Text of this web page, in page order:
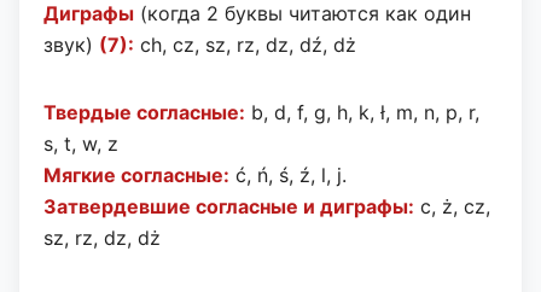
Диграфы (когда 2 буквы читаются как один
звук) (7): ch, cz, sz, rz, dz, dź, dż
Твердые согласные: b, d, f, g, h, k, ł, m, n, p, r,
s, t, w, z
Мягкие согласные: ć, ń, ś, ź, l, j.
Затвердевшие согласные и диграфы: c, ż, cz,
sz, rz, dz, dż